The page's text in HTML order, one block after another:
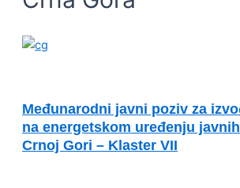
Međunarodni javni poziv za
na energetskom uređenju
Crnoj Gori – Klaster VII